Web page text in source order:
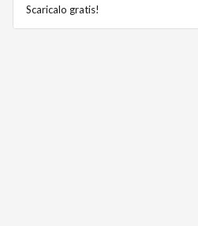
Scaricalo gratis!